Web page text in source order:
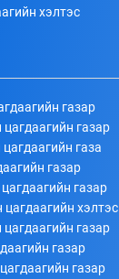
хэлтэс
газар
газар
газа
газар
газар
хэлтэс
газар
газар
газар